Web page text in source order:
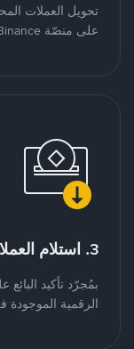
تحويل العملات
على منصّة Binance من شخص لشخص.
3. استلام العملات الرقمية
بمُجرّد تأكيد
الرقمية الموجودة